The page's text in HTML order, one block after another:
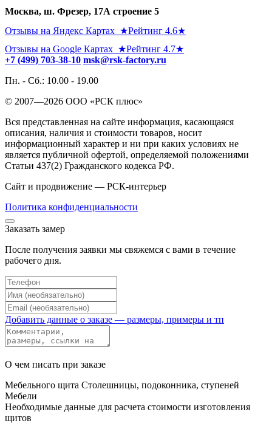
Москва, ш. Фрезер, 17А строение 5
Отзывы на Яндекс Картах ★Рейтинг 4.6★
Отзывы на Google Картах ★Рейтинг 4.7★
+7 (499) 703-38-10 msk@rsk-factory.ru
Пн. - Сб.: 10.00 - 19.00
© 2007—2026 OOO «РСК плюс»
Вся представленная на сайте информация, касающаяся
описания, наличия и стоимости товаров, носит
информационный характер и ни при каких условиях не
является публичной офертой, определяемой положениями
Статьи 437(2) Гражданского кодекса РФ.
Сайт и продвижение — РСК-интерьер
Политика конфиденциальности
Заказать замер
После получения заявки мы свяжемся с вами в течение
рабочего дня.
Добавить данные о заказе — размеры, примеры и тп
О чем писать при заказе
Мебельного щита Столешницы, подоконника, ступеней
Мебели
Необходимые данные для расчета стоимости изготовления
щитов